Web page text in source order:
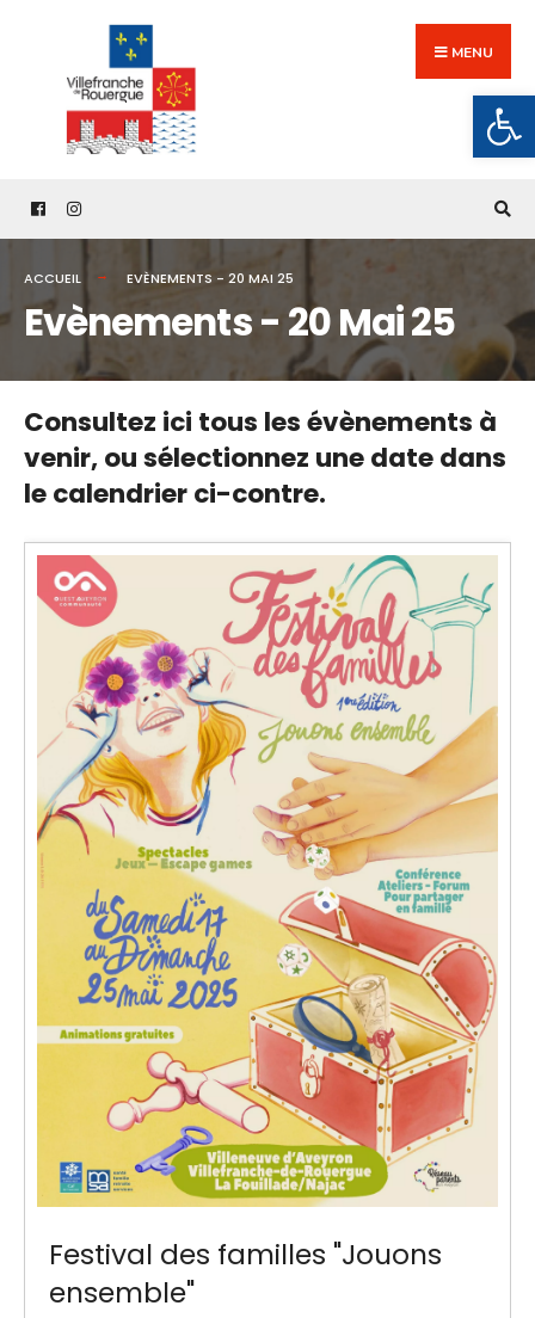
content
MENU
ACCUEIL EVÈNEMENTS - 20 MAI 25
Evènements - 20 Mai 25
Consultez ici tous les évènements à
venir,ou sélectionnez une date dans
le calendrier ci-contre.
Festival des familles "Jouons
ensemble"